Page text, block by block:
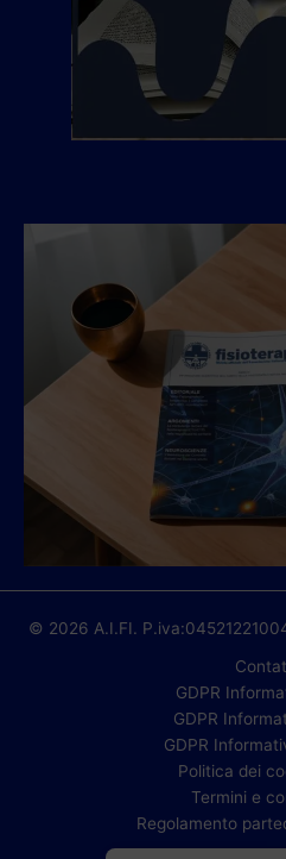
© 2026 A.I.FI.
GDPR
GDPR
GDPR
Politica dei
Termini e
Regolamento